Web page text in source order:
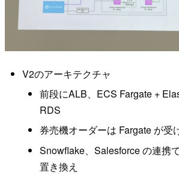
V2のアーキテクチャ
前段にALB、ECS Fargate +
RDS
券売機オーダーは Fargate が受
Snowflake、Salesforce の連携
置き換え